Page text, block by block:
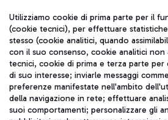
Seguici sui social
TRAVEL JOURNAL
ITA
Utilizziamo cookie di prima parte per il
(cookie tecnici), per effettuare
stesso (cookie analitici, quando
con il suo consenso, cookie analitici non
tecnici, cookie di prima e terza parte
di suo interesse; inviarle messaggi
preferenze manifestate nell'ambito
della navigazione in rete; effettuare
suoi comportamenti; personalizzare gli